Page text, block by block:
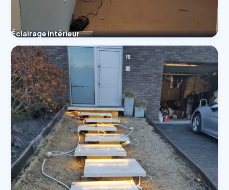
Éclairage intérieur